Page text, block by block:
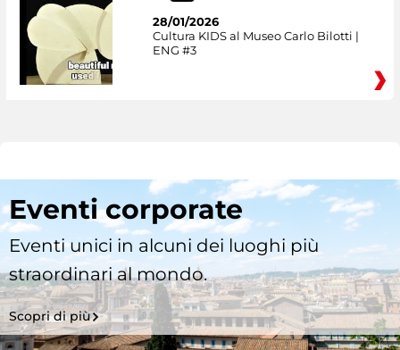
28/01/2026
Cultura KIDS al Museo Carlo Bilotti |
ENG #3
Eventi corporate
Eventi unici in alcuni dei luoghi più
straordinari al mondo.
Scopri di più